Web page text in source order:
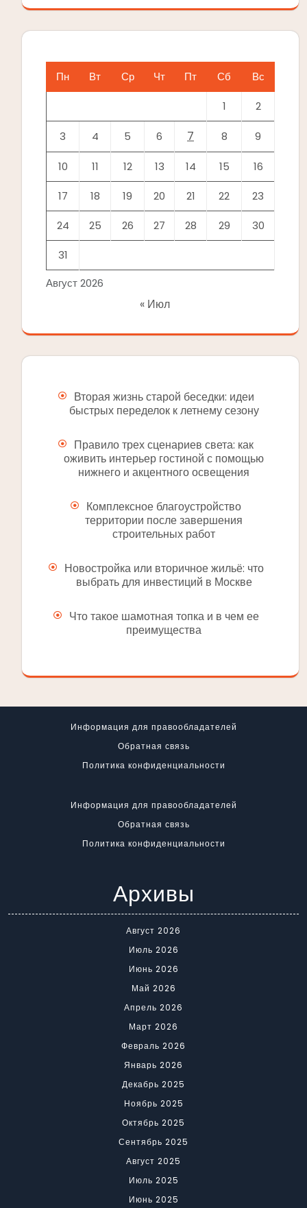
Август 2026
Пн Вт Ср Чт Пт Сб Вс
1 2
3 4 5 6 7 8 9
10 11 12 13 14 15 16
17 18 19 20 21 22 23
24 25 26 27 28 29 30
31
« Июл
Вторая жизнь старой беседки: идеи
быстрых переделок к летнему сезону
Правило трех сценариев света: как
оживить интерьер гостиной с помощью
нижнего и акцентного освещения
Комплексное благоустройство
территории после завершения
строительных работ
Новостройка или вторичное жильё: что
выбрать для инвестиций в Москве
Что такое шамотная топка и в чем ее
преимущества
Информация для правообладателей
Обратная связь
Политика конфиденциальности
Информация для правообладателей
Обратная связь
Политика конфиденциальности
Архивы
Август 2026
Июль 2026
Июнь 2026
Май 2026
Апрель 2026
Март 2026
Февраль 2026
Январь 2026
Декабрь 2025
Ноябрь 2025
Октябрь 2025
Сентябрь 2025
Август 2025
Июль 2025
Июнь 2025